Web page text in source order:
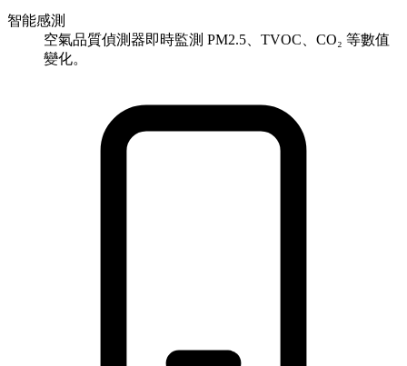
智能感測
空氣品質偵測器即時監測 PM2.5、TVOC、CO₂ 等數值
變化。